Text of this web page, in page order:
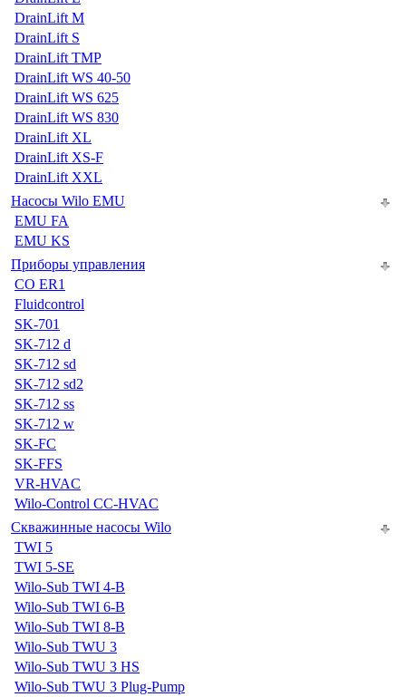
DrainLift M
DrainLift S
DrainLift TMP
DrainLift WS 40-50
DrainLift WS 625
DrainLift WS 830
DrainLift XL
DrainLift XS-F
DrainLift XXL
Насосы Wilo EMU
EMU FA
EMU KS
Приборы управления
CO ER1
Fluidcontrol
SK-701
SK-712 d
SK-712 sd
SK-712 sd2
SK-712 ss
SK-712 w
SK-FC
SK-FFS
VR-HVAC
Wilo-Control CC-HVAC
Скважинные насосы Wilo
TWI 5
TWI 5-SE
Wilo-Sub TWI 4-B
Wilo-Sub TWI 6-B
Wilo-Sub TWI 8-B
Wilo-Sub TWU 3
Wilo-Sub TWU 3 HS
Wilo-Sub TWU 3 Plug-Pump